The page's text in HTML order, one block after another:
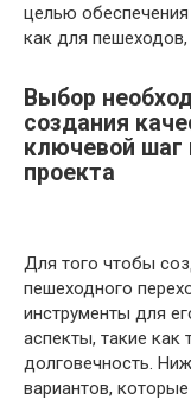
целью
как для пешеходов,
Выбор
создания
ключевой шаг
проекта
Для того чтобы
пешеходного
инструменты для
аспекты, такие как
долговечность.
вариантов,